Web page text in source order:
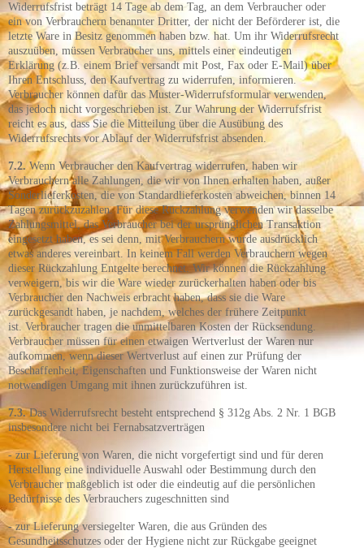
Widerrufsfrist beträgt 14 Tage ab dem Tag, an dem Verbraucher oder
ein von Verbrauchern benannter Dritter, der nicht der Beförderer ist, die
letzte Ware in Besitz genommen haben bzw. hat. Um ihr Widerrufsrecht
auszuüben, müssen Verbraucher uns,mittels einer eindeutigen
Erklärung (z.B. einem Brief versandt mit Post, Fax oder E-Mail) über
Ihren Entschluss, den Kaufvertrag zu widerrufen, informieren.
Verbraucher können dafür das Muster-Widerrufsformular verwenden,
das jedoch nicht vorgeschrieben ist. Zur Wahrung der Widerrufsfrist
reicht es aus, dass Sie die Mitteilung über die Ausübung des
Widerrufsrechts vor Ablauf der Widerrufsfrist absenden.
7.2.Wenn Verbraucher den Kaufvertrag widerrufen, haben wir
Verbrauchern alle Zahlungen, die wir von Ihnen erhalten haben, außer
Sonderlieferkosten, die von Standardlieferkosten abweichen, binnen 14
Tagen zurückzuzahlen. Für diese Rückzahlung verwenden wir dasselbe
Zahlungsmittel, das Verbraucher bei der ursprünglichen Transaktion
eingesetzt haben, es sei denn, mit Verbrauchern wurde ausdrücklich
etwas anderes vereinbart. In keinem Fall werden Verbrauchern wegen
dieser Rückzahlung Entgelte berechnet. Wir können die Rückzahlung
verweigern, bis wir die Ware wieder zurückerhalten haben oder bis
Verbraucher den Nachweis erbracht haben, dass sie die Ware
zurückgesandt haben, je nachdem, welches der frühere Zeitpunkt
ist. Verbraucher tragen die unmittelbaren Kosten der Rücksendung.
Verbraucher müssen für einen etwaigen Wertverlust der Waren nur
aufkommen, wenn dieser Wertverlust auf einen zur Prüfung der
Beschaffenheit, Eigenschaften und Funktionsweise der Waren nicht
notwendigen Umgang mit ihnen zurückzuführen ist.
7.3.Das Widerrufsrecht besteht entsprechend § 312g Abs. 2 Nr. 1 BGB
insbesondere nicht bei Fernabsatzverträgen
- zur Lieferung von Waren, die nicht vorgefertigt sind und für deren
Herstellung eine individuelle Auswahl oder Bestimmung durch den
Verbraucher maßgeblich ist oder die eindeutig auf die persönlichen
Bedürfnisse des Verbrauchers zugeschnitten sind
- zur Lieferung versiegelter Waren, die aus Gründen des
Gesundheitsschutzes oder der Hygiene nicht zur Rückgabe geeignet